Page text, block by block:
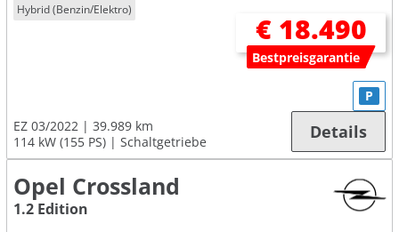
Hybrid (Benzin/Elektro)
€ 18.490
Bestpreisgarantie
EZ 03/2022
39.989 km
114 kW (155 PS)
Schaltgetriebe
P
Details
Opel Crossland
1.2 Edition